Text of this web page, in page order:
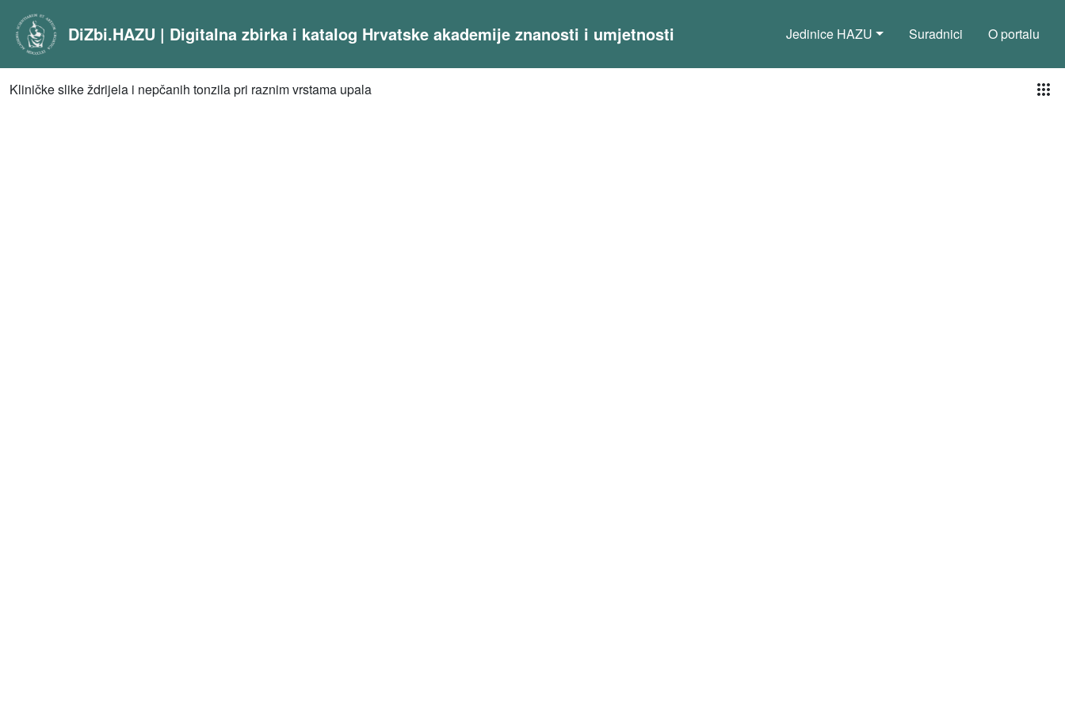
DiZbi.HAZU | Digitalna zbirka i katalog Hrvatske akademije znanosti i umjetnosti Jedinice HAZU Suradnici O portalu
Kliničke slike ždrijela i nepčanih tonzila pri raznim vrstama upala